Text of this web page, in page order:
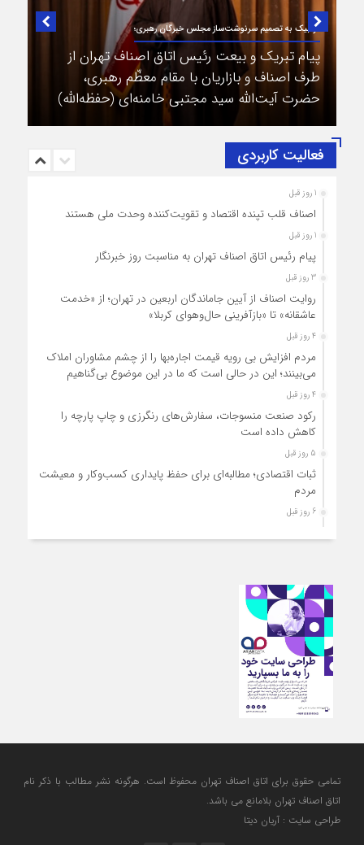
در لبیک به تصمیم سرنوشت‌ساز مجلس خبرگان رهبری؛
پیام تبریک و بیعت رئیس اتاق اصناف تهران از
طرف اصناف و بازاریان با مقام معظّم رهبری،
حضرت آیت‌الله سید مجتبی خامنه‌ای (حفظه‌الله)
فعالیت کاربردی
1 روز قبل
اصناف قلب تپنده اقتصاد و تقویت‌کننده وحدت ملی هستند
1 روز قبل
پیام رئیس اتاق اصناف تهران به مناسبت روز خبرنگار
3 روز قبل
روایت اصناف از آیین جاماندگان اربعین در تهران؛ از «خدمت
عاشقانه» تا «بازآفرینی حال‌وهوای کربلا»
4 روز قبل
مردم افزایش بی رویه قیمت اجاره‌بها را از چشم مشاوران املاک
می‌بینند؛ این در حالی است که ما در این موضوع بی‌گناهیم
4 روز قبل
رکود صنعت منسوجات، سفارش‌های رنگرزی و چاپ پارچه را
کاهش داده است
5 روز قبل
ثبات اقتصادی؛ مطالبه‌ای برای حفظ پایداری کسب‌وکار و معیشت
مردم
6 روز قبل
آمادگی دولت برای واگذاری اختیارات بازار به اصناف/ تأکید بر نقش
کالابرگ در حمایت از معیشت
6 روز قبل
مشکلات صنف تأمین مواد اولیه باکیفیت و نوسازی تجهیزات و
آموزش‌های تخصصی و فنی است
تعامل مالیاتی با اصناف برای رفع چالش‌های اجرایی
تمامی حقوق برای اتاق اصناف تهران محفوظ است. هرگونه نشر مطالب با ذكر نام
اتاق اصناف تهران بلامانع مي باشد.
طراحی سایت : آریان دیتا